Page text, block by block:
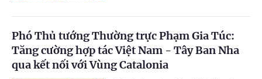
Phó Thủ tướng Thường trực Phạm Gia Túc:
Tăng cường hợp tác Việt Nam - Tây Ban Nha
qua kết nối với Vùng Catalonia